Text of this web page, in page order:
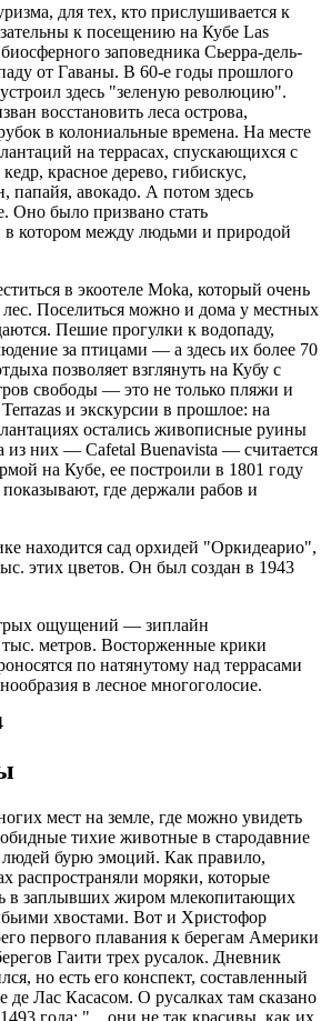
для тех, кто прислушивается к
к посещению на Кубе Las
заповедника Сьерра-дель-
от Гаваны. В 60-е годы прошлого
здесь "зеленую революцию".
восстановить леса острова,
в колониальные времена. На месте
на террасах, спускающихся с
красное дерево, гибискус,
папайя, авокадо. А потом здесь
Оно было призвано стать
в котором между людьми и природой
в экоотеле Moka, который очень
лес. Поселиться можно и дома у местных
Пешие прогулки к водопаду,
за птицами — а здесь их более 70
позволяет взглянуть на Кубу с
свободы — это не только пляжи и
и экскурсии в прошлое: на
остались живописные руины
них — Cafetal Buenavista — считается
на Кубе, ее построили в 1801 году
где держали рабов и
находится сад орхидей "Оркидеарио",
этих цветов. Он был создан в 1943
ощущений — зиплайн
метров. Восторженные крики
по натянутому над террасами
в лесное многоголосие.
мест на земле, где можно увидеть
тихие животные в стародавние
бурю эмоций. Как правило,
распространяли моряки, которые
в заплывших жиром млекопитающих
хвостами. Вот и Христофор
первого плавания к берегам Америки
Гаити трех русалок. Дневник
но есть его конспект, составленный
де Лас Касасом. О русалках там сказано
1493 года: "…они не так красивы, как их